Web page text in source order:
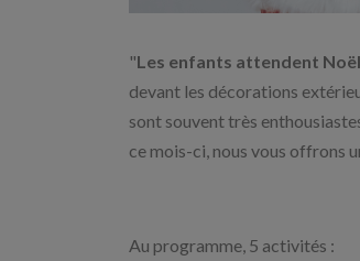
"Les enfants attendent
devant les décorations
sont souvent très
ce mois-ci, nous vous offrons
Au programme, 5 activités :